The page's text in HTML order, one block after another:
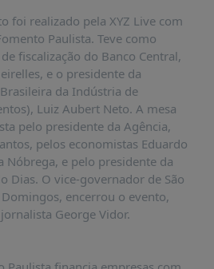
foi realizado pela XYZ Live com
Paulista. Teve como
fiscalização do Banco Central,
e o presidente da
da Indústria de
Luiz Aubert Neto. A mesa
pelo presidente da Agência,
pelos economistas Eduardo
Nóbrega, e pelo presidente da
Dias. O vice-governador de São
encerrou o evento,
George Vidor.